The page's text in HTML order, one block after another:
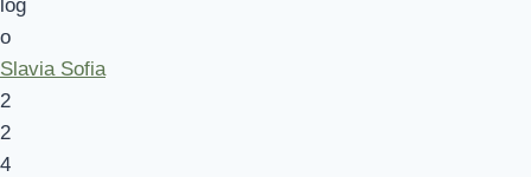
Slavia Sofia
2
2
4